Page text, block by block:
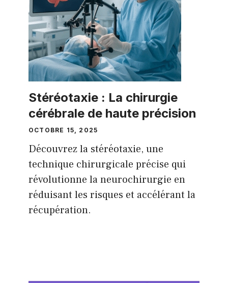
Stéréotaxie : La chirurgie
cérébrale de haute précision
OCTOBRE 15, 2025
Découvrez la stéréotaxie, une
technique chirurgicale précise qui
révolutionne la neurochirurgie en
réduisant les risques et accélérant la
récupération.